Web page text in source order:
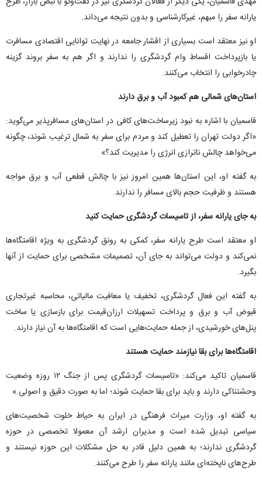
یارانه سفر را مبهم، غیرکارشناسی و بدون نتیجه می‌داند.
او نیز معتقد است بسیاری از اقشار جامعه در نهایت توانایی اقتصادی مسافرت
یا بازپرداخت اقساط وام گردشگری را ندارند و اگر هم به سفر بروند گزینه
چادرخوابی را انتخاب می‌کنند.
استان‌های شمالی هم کمبود آب و برق دارند
قاسمیان با اشاره به نبود زیرساخت‌های کافی در استان‌های مسافرپذیر می‌گوید:
«اگر دولت تهران را تعطیل کند و مردم برای سفر به شمال ترغیب شوند، چگونه
می‌خواهد چالش ناترازی انرژی را مدیریت کند؟»
به گفته او، این استان‌ها همین امروز نیز با چالش قطعی آب و برق مواجه
هستند و ظرفیت حجم بالای مسافر را ندارند.
به جای یارانه سفر، از تاسیسات گردشگری حمایت کنید
او معتقد است طرح یارانه سفر، کمکی به رونق گردشگری به ویژه اقامتگاه‌ها
نمی‌کند و دولت می‌تواند به جای آن، تصمیمات مشخصی برای حمایت از آنها
بگیرد.
به گفته این فعال گردشگری، تخفیف یا معافیت مالیاتی، محاسبه غیرتجاری
قبوض آب و برق و پرداخت تسهیلات ارزان‌قیمت برای بازسازی یا ساخت
پنل‌های خورشیدی، از جمله حمایت‌هایی است که اقامتگاه‌ها به آن نیاز دارند.
اقامتگاه‌ها برای بقا نیازمند حمایت هستند
قاسمیان تاکید می‌کند: «تاسیسات گردشگری پس از جنگ ۱۲ روزه وضعیت
وحشتناکی دارند و باید برای بقا حمایت شوند؛ اما به صورت دقیق و اصولی.»
به گفته او، وزارت میراث فرهنگی در ایران به حیاط خلوت شخصیت‌های
سیاسی تبدیل شده است و مدیران ارشد آن معمولا تخصصی در حوزه
گردشگری ندارند؛ به همین دلیل قادر به حل مشکلات این حوزه نیستند و
طرح‌های ناپخته‌ای مانند یارانه سفر را طرح می‌کنند.